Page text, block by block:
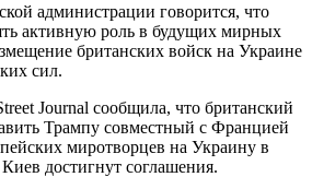
администрации говорится, что
активную роль в будущих мирных
британских войск на Украине
сил.
Journal сообщила, что британский
Трампу совместный с Францией
миротворцев на Украину в
достигнут соглашения.